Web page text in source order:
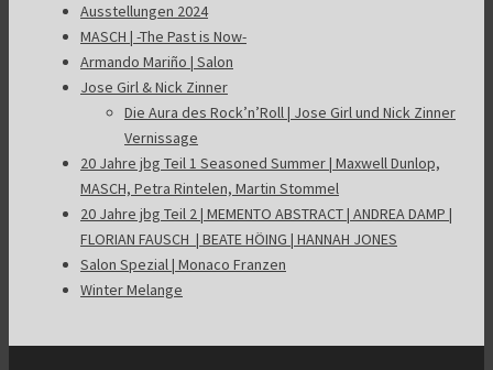
Ausstellungen 2024
MASCH | -The Past is Now-
Armando Mariño | Salon
Jose Girl & Nick Zinner
Die Aura des Rock’n’Roll | Jose Girl und Nick Zinner
Vernissage
20 Jahre jbg Teil 1 Seasoned Summer | Maxwell Dunlop,
MASCH, Petra Rintelen, Martin Stommel
20 Jahre jbg Teil 2 | MEMENTO ABSTRACT | ANDREA DAMP |
FLORIAN FAUSCH | BEATE HÖING | HANNAH JONES
Salon Spezial | Monaco Franzen
Winter Melange